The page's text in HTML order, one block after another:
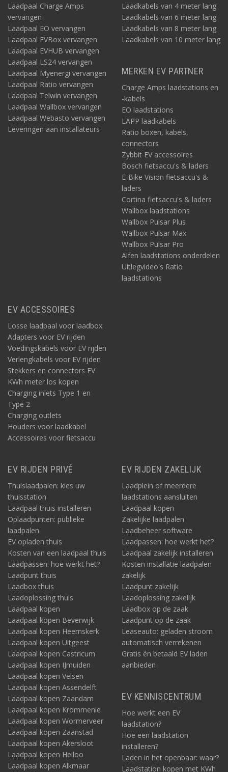
Laadpaal Charge Amps
vervangen
Laadpaal EO vervangen
Laadpaal EVBox vervangen
Laadpaal EVHUB vervangen
Laadpaal LS24 vervangen
Laadpaal Myenergi vervangen
Laadpaal Ratio vervangen
Laadpaal Telwin vervangen
Laadpaal Wallbox vervangen
Laadpaal Webasto vervangen
Leveringen aan installateurs
Laadkabels van 4 meter lang
Laadkabels van 6 meter lang
Laadkabels van 8 meter lang
Laadkabels van 10 meter lang
MERKEN EV PARTNER
Charge Amps laadstations en
-kabels
EO laadstations
LAPP laadkabels
Ratio boxen, kabels,
connectors
Zybbit EV accessoires
Bosch fietsaccu's & laders
E-Bike Vision fietsaccu's &
laders
Cortina fietsaccu's & laders
Wallbox laadstations
Wallbox Pulsar Plus
Wallbox Pulsar Max
Wallbox Pulsar Pro
Alfen laadstations onderdelen
Uitlegvideo's Ratio
laadstations
EV ACCESSOIRES
Losse laadpaal voor laadbox
Adapters voor EV rijden
Voedingskabels voor EV rijden
Verlengkabels voor EV rijden
Stekkers en connectors EV
KWh meter los kopen
Charging inlets Type 1 en
Type 2
Charging outlets
Houders voor laadkabel
Accessoires voor fietsaccu
EV RIJDEN PRIVÉ
Thuislaadpalen: kies uw
thuisstation
Laadpaal thuis installeren
Oplaadpunten: publieke
laadpalen
EV opladen thuis
Kosten van een laadpaal thuis
Laadpassen: hoe werkt het?
Laadpunt thuis
Laadbox thuis
Laadoplossing thuis
Laadpaal kopen
Laadpaal kopen Beverwijk
Laadpaal kopen Heemskerk
Laadpaal kopen Uitgeest
Laadpaal kopen Castricum
Laadpaal kopen IJmuiden
Laadpaal kopen Velsen
Laadpaal kopen Assendelft
Laadpaal kopen Zaandam
Laadpaal kopen Krommenie
Laadpaal kopen Wormerveer
Laadpaal kopen Zaanstad
Laadpaal kopen Akersloot
Laadpaal kopen Heiloo
Laadpaal kopen Alkmaar
EV RIJDEN ZAKELIJK
Laadplein of meerdere
laadstations aansluiten
Laadpaal kopen
Zakelijke laadpalen
Laadbeheer software
Laadpassen: hoe werkt het?
Laadpaal zakelijk installeren
Kosten installatie laadpalen
zakelijk
Laadpunt zakelijk
Laadoplossing zakelijk
Laadbox op de zaak
Laadpunt op de zaak
Leaseauto: geladen stroom
automatisch verrekenen
Gratis én betaald EV laden
aanbieden
EV KENNISCENTRUM
Hoe werkt een EV
laadstation?
Hoe een laadstation
installeren?
Laden in het openbaar: waar?
Laadstation kopen met KWh